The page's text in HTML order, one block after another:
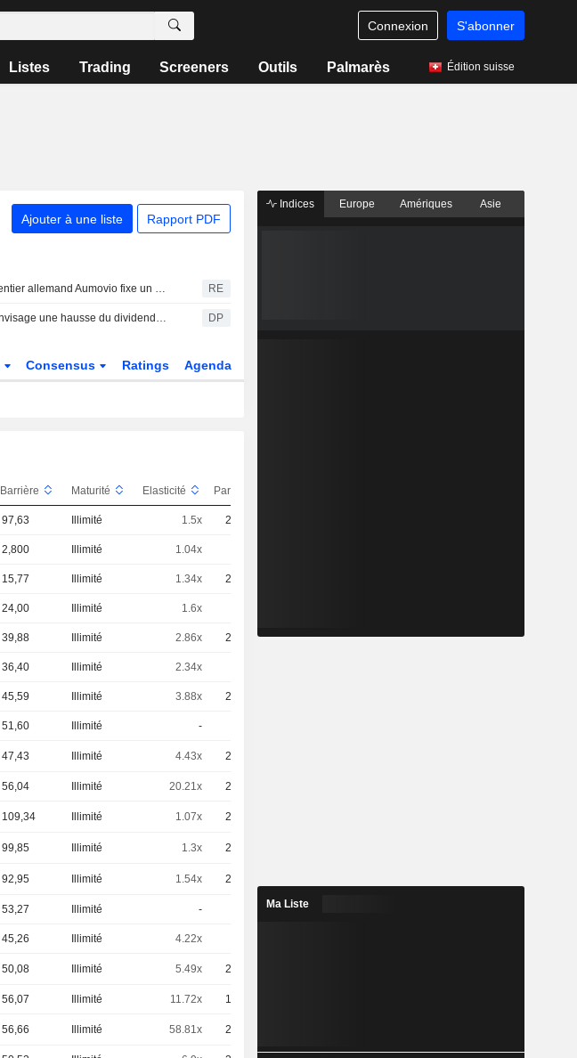
Connexion S'abonner
Listes Trading Screeners Outils Palmarès Édition suisse
Ajouter à une liste Rapport PDF
L'équipementier allemand Aumovio fixe un objectif de distribution de 30 %, mais juge un dividende peu probable pour 2026 RE
Aumovio envisage une hausse du dividende et des rachats d'actions DP
Consensus Ratings Agenda
Barrière Maturité Elasticité Parité
97,63 Illimité 1.5x 20
2,800 Illimité 1.04x
15,77 Illimité 1.34x 20
24,00 Illimité 1.6x
39,88 Illimité 2.86x 20 1,025EUR
36,40 Illimité 2.34x
45,59 Illimité 3.88x 20
51,60 Illimité -
47,43 Illimité 4.43x 25
56,04 Illimité 20.21x 20
109,34 Illimité 1.07x 25
99,85 Illimité 1.3x 25
92,95 Illimité 1.54x 25
53,27 Illimité - 1,175
45,26 Illimité 4.22x
50,08 Illimité 5.49x 25
56,07 Illimité 11.72x 10
56,66 Illimité 58.81x 20
Indices Europe Amériques Asie
Ma Liste